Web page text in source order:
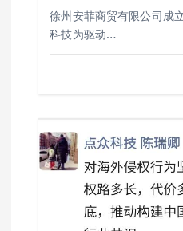
徐州安菲商贸有限公司成
科技为驱动…